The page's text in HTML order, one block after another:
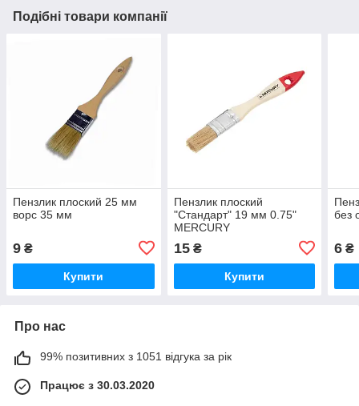
Подібні товари компанії
Пензлик плоский 25 мм
ворс 35 мм
9 ₴
Купити
Пензлик плоский
"Стандарт" 19 мм 0.75"
MERCURY
15₴
Купити
без
6 ₴
Про нас
99% позитивних з 1051 відгука за рік
Працює з 30.03.2020